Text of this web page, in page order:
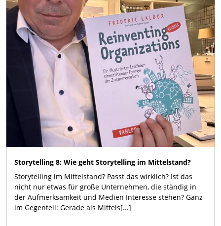
Storytelling 8: Wie geht Storytelling im Mittelstand?
Storytelling im Mittelstand? Passt das wirklich? Ist das
nicht nur etwas für große Unternehmen, die ständig in
der Aufmerksamkeit und Medien Interesse stehen? Ganz
im Gegenteil: Gerade als Mittels[...]